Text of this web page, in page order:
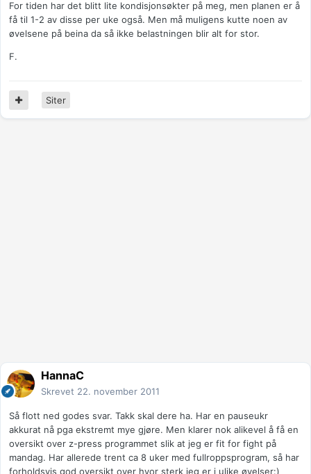
For tiden har det blitt lite kondisjonsøkter på meg, men planen er å
få til 1-2 av disse per uke også. Men må muligens kutte noen av
øvelsene på beina da så ikke belastningen blir alt for stor.
F.
Siter
HannaC
Skrevet 22. november 2011
Så flott ned godes svar. Takk skal dere ha. Har en pauseukr
akkurat nå pga ekstremt mye gjøre. Men klarer nok alikevel å få en
oversikt over z-press programmet slik at jeg er fit for fight på
mandag. Har allerede trent ca 8 uker med fullroppsprogram, så har
forholdsvis god oversikt over hvor sterk jeg er i ulike øvelser:)